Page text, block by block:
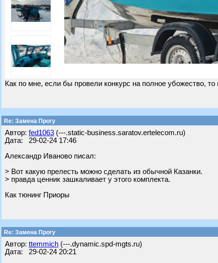
Как по мне, если бы провели конкурс на полное убожество,
Re: Замена Прогу
Автор: fed1063 (---.static-business.saratov.ertelecom.ru)
Дата: 29-02-24 17:46
Александр Иваново писал:
> Вот какую прелесть можно сделать из обычной Казанки.
> правда ценник зашкаливает у этого комплекта.
Как тюнинг Приоры
Re: Замена Прогу
Автор: ttemmich (---.dynamic.spd-mgts.ru)
Дата: 29-02-24 20:21